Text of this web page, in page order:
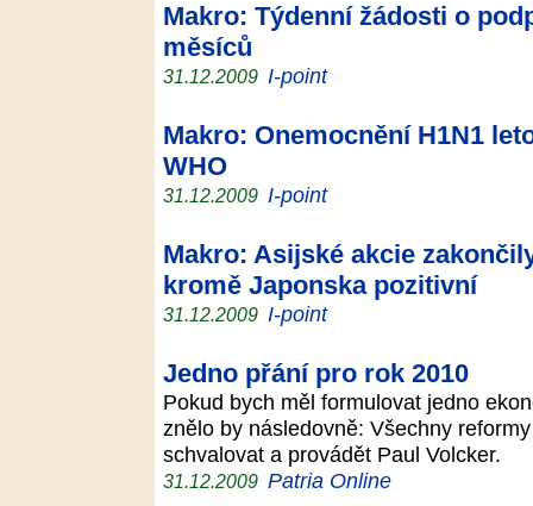
Makro: Týdenní žádosti o
měsíců
31.12.2009 I-point
Makro: Onemocnění H1N1
WHO
31.12.2009 I-point
Makro: Asijské akcie
kromě Japonska pozitivní
31.12.2009 I-point
Jedno přání pro rok 2010
Pokud bych měl formulovat jedno
znělo by následovně: Všechny
schvalovat a provádět Paul Volcker.
31.12.2009 Patria Online